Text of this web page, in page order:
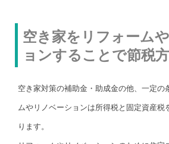
空き家をリフォーム
ョンすることで節税
空き家対策の補助金・助成金の他、一定の
ムやリノベーションは所得税と固定資産税
ります。